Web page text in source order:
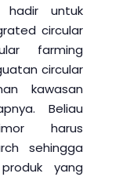
hadir untuk
circular
farming
circular
kawasan
Beliau
harus
sehingga
yang